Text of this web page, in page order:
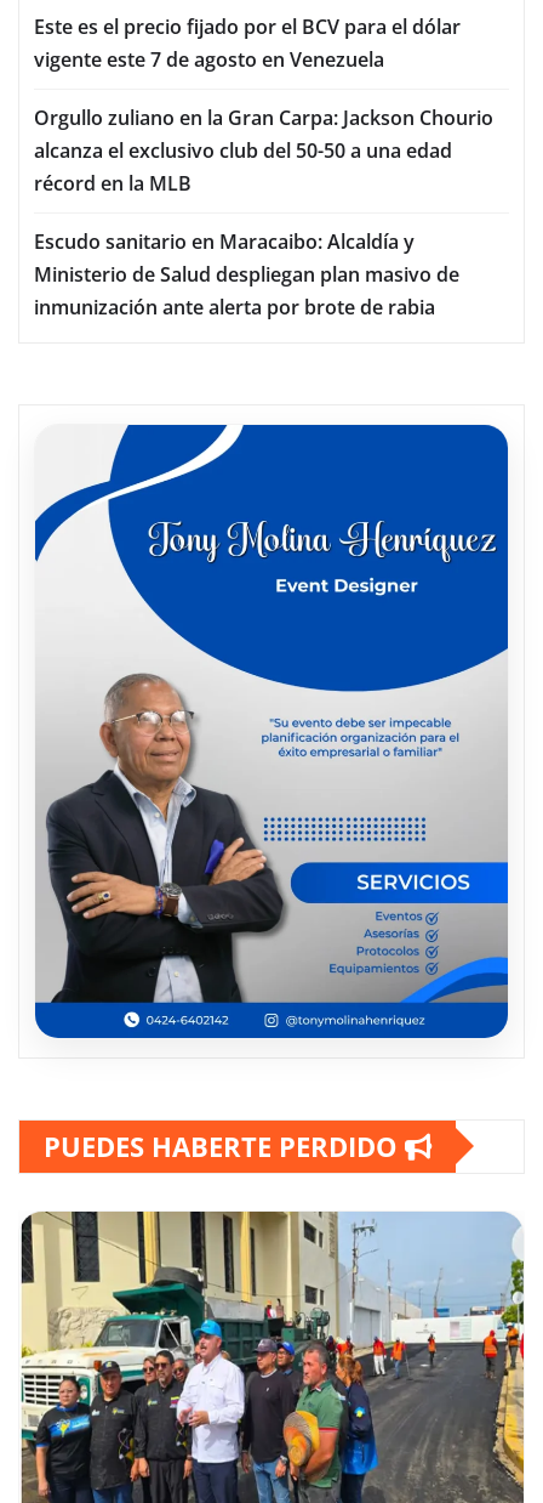
Este es el precio fijado por el BCV para el dólar
vigente este 7 de agosto en Venezuela
Orgullo zuliano en la Gran Carpa: Jackson Chourio
alcanza el exclusivo club del 50-50 a una edad
récord en la MLB
Escudo sanitario en Maracaibo: Alcaldía y
Ministerio de Salud despliegan plan masivo de
inmunización ante alerta por brote de rabia
PUEDES HABERTE PERDIDO